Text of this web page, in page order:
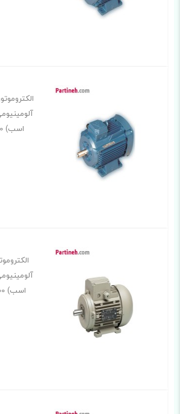
اسب) 1500 دور موتوژن
اسب) 1500 دور الکتروژن